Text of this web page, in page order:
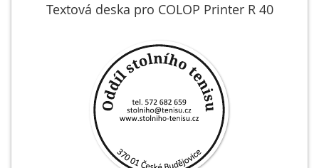
Textová deska pro COLOP Printer R 40